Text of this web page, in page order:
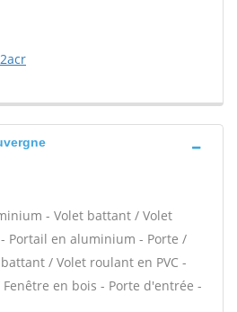
- Volet battant / Volet
Portail en aluminium - Porte /
/ Volet roulant en PVC -
Fenêtre en bois - Porte d'entrée -